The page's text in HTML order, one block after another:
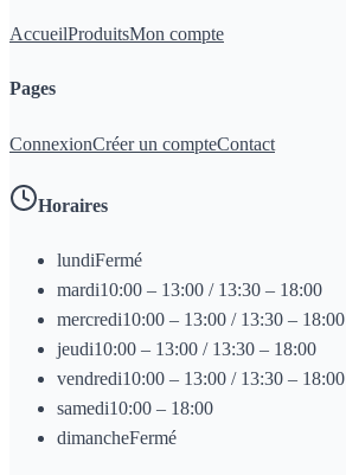
AccueilProduitsMon compte
Pages
ConnexionCréer un compteContact
Horaires
lundiFermé
mardi10:00 – 13:00 / 13:30 – 18:00
mercredi10:00 – 13:00 / 13:30 – 18:00
jeudi10:00 – 13:00 / 13:30 – 18:00
vendredi10:00 – 13:00 / 13:30 – 18:00
samedi10:00 – 18:00
dimancheFermé